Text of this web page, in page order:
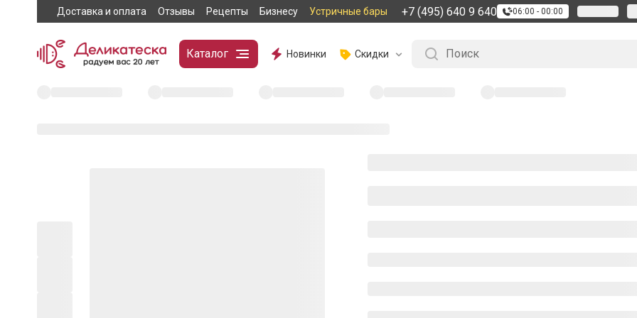
Доставка и оплата Отзывы Рецепты Бизнесу Устричные бары +7 (495) 640 9 640 06:00 - 00:00
Каталог Новинки Скидки